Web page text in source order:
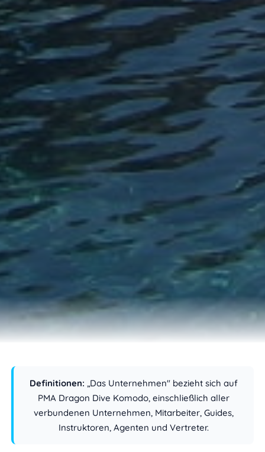
Definitionen: „Das Unternehmen" bezieht sich auf
PMA Dragon Dive Komodo, einschließlich aller
verbundenen Unternehmen, Mitarbeiter, Guides,
Instruktoren, Agenten und Vertreter.